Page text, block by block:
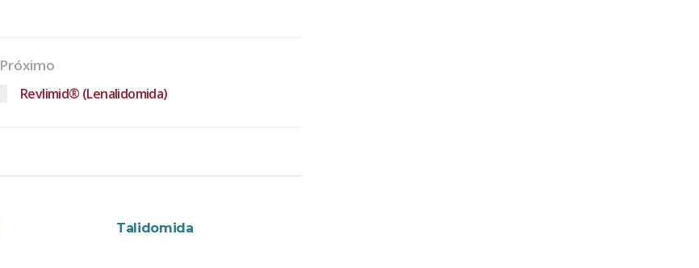
Próximo
Revlimid® (Lenalidomida)
Talidomida